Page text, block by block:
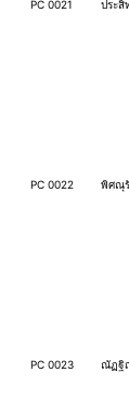
PC 0021 ประ​สิ
PC 0022 พิศณุ
PC 0023 ณัฏฐิ